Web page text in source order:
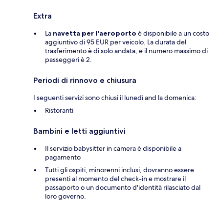
Extra
La navetta per l'aeroporto è disponibile a un costo
aggiuntivo di 95 EUR per veicolo. La durata del
trasferimento è di solo andata, e il numero massimo di
passeggeri è 2.
Periodi di rinnovo e chiusura
I seguenti servizi sono chiusi il lunedì and la domenica:
Ristoranti
Bambini e letti aggiuntivi
Il servizio babysitter in camera è disponibile a
pagamento
Tutti gli ospiti, minorenni inclusi, dovranno essere
presenti al momento del check-in e mostrare il
passaporto o un documento d'identità rilasciato dal
loro governo.